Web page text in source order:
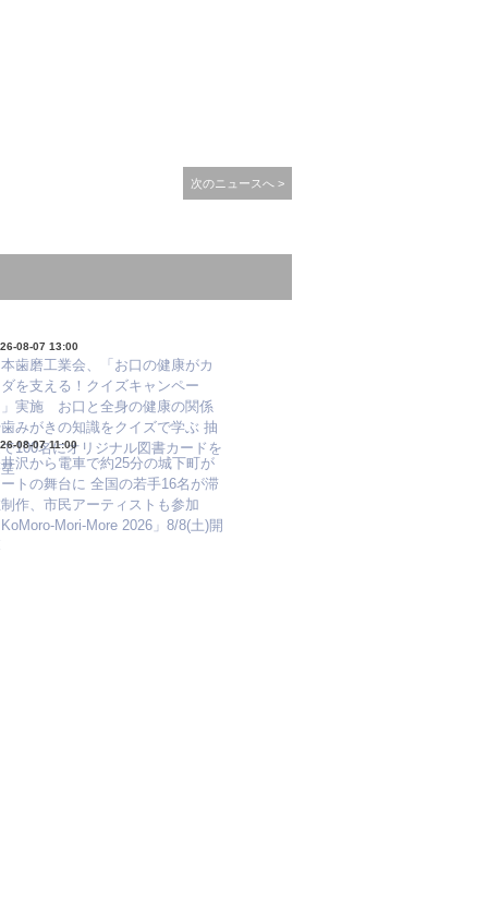
次のニュースへ >
08-07 13:00
歯磨工業会、「お口の健康がカ
を支える！クイズキャンペー
実施 お口と全身の健康の関係
みがきの知識をクイズで学ぶ 抽
100名にオリジナル図書カードを
08-07 11:00
沢から電車で約25分の城下町が
トの舞台に 全国の若手16名が滞
作、市民アーティストも参加
Mori-More 2026」8/8(土)開